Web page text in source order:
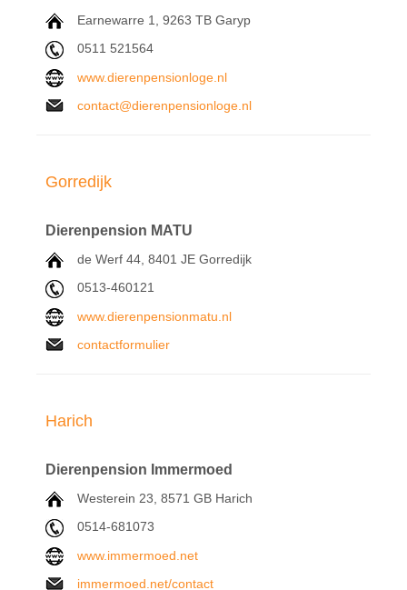
Earnewarre 1, 9263 TB Garyp
0511 521564
www.dierenpensionloge.nl
contact@dierenpensionloge.nl
Gorredijk
Dierenpension MATU
de Werf 44, 8401 JE Gorredijk
0513-460121
www.dierenpensionmatu.nl
contactformulier
Harich
Dierenpension Immermoed
Westerein 23, 8571 GB Harich
0514-681073
www.immermoed.net
immermoed.net/contact